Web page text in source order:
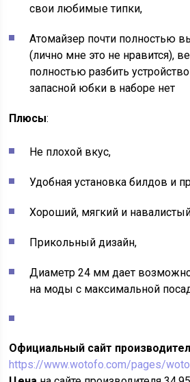
свои любимые типки,
Атомайзер почти полностью
(лично мне это не нравится),
полностью разбить
запасной юбки в наборе нет
Плюсы:
Не плохой вкус,
Удобная установка билдов и
Хороший, мягкий и
Прикольный дизайн,
Диаметр 24 мм дает
на моды с максимальной
Официальный сайт
https://www.wotofo.com/pages/